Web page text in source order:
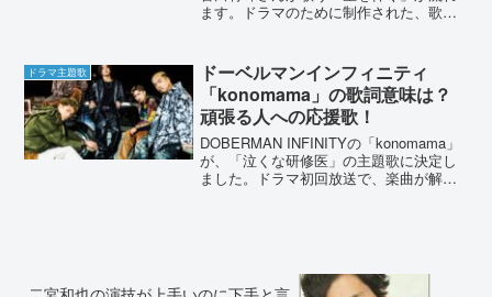
ます。ドラマのために制作された、歌詞
贈る等身大のバラード「君と世界が終わ
る日に」の主題歌に、菅田...
ドラマ主題歌
ドーベルマンインフィニティ
「konomama」の歌詞意味は？
頑張る人への応援歌！
DOBERMAN INFINITYの「konomama」
が、「泣くな研修医」の主題歌に決定し
ました。ドラマ初回放送で、楽曲が解禁